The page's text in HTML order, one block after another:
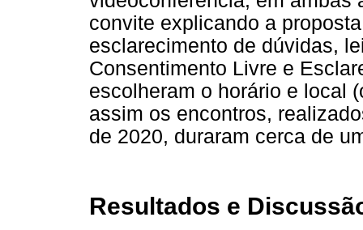
convite explicando a
esclarecimento de dúvidas,
Consentimento Livre e
escolheram o horário e local
assim os encontros,
de 2020, duraram cerca de
Resultados e